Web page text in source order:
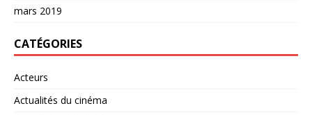
mars 2019
CATÉGORIES
Acteurs
Actualités du cinéma